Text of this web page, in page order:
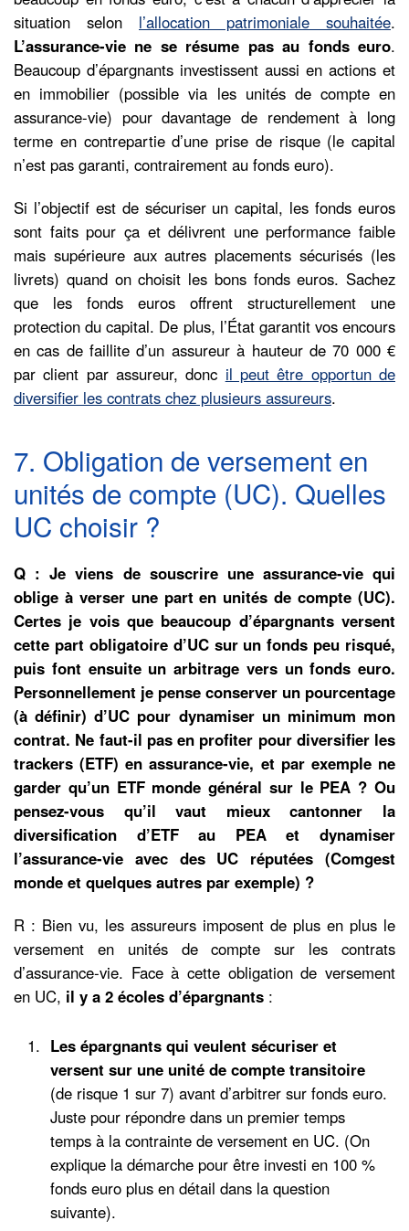
situation selon l’allocation patrimoniale souhaitée.
L’assurance-vie ne se résume pas au fonds euro.
Beaucoup d’épargnants investissent aussi en actions et
en immobilier (possible via les unités de compte en
assurance-vie) pour davantage de rendement à long
terme en contrepartie d’une prise de risque (le capital
n’est pas garanti, contrairement au fonds euro).
Si l’objectif est de sécuriser un capital, les fonds euros
sont faits pour ça et délivrent une performance faible
mais supérieure aux autres placements sécurisés (les
livrets) quand on choisit les bons fonds euros. Sachez
que les fonds euros offrent structurellement une
protection du capital. De plus, l’État garantit vos encours
en cas de faillite d’un assureur à hauteur de 70 000 €
par client par assureur, donc il peut être opportun de
diversifier les contrats chez plusieurs assureurs.
7. Obligation de versement en
unités de compte (UC). Quelles
UC choisir ?
Q : Je viens de souscrire une assurance-vie qui
oblige à verser une part en unités de compte (UC).
Certes je vois que beaucoup d’épargnants versent
cette part obligatoire d’UC sur un fonds peu risqué,
puis font ensuite un arbitrage vers un fonds euro.
Personnellement je pense conserver un pourcentage
(à définir) d’UC pour dynamiser un minimum mon
contrat. Ne faut-il pas en profiter pour diversifier les
trackers (ETF) en assurance-vie, et par exemple ne
garder qu’un ETF monde général sur le PEA ? Ou
pensez-vous qu’il vaut mieux cantonner la
diversification d’ETF au PEA et dynamiser
l’assurance-vie avec des UC réputées (Comgest
monde et quelques autres par exemple) ?
R : Bien vu, les assureurs imposent de plus en plus le
versement en unités de compte sur les contrats
d’assurance-vie. Face à cette obligation de versement
en UC, il y a 2 écoles d’épargnants :
Les épargnants qui veulent sécuriser et
versent sur une unité de compte transitoire
(de risque 1 sur 7) avant d’arbitrer sur fonds euro.
Juste pour répondre dans un premier temps
temps à la contrainte de versement en UC. (On
explique la démarche pour être investi en 100 %
fonds euro plus en détail dans la question
suivante).